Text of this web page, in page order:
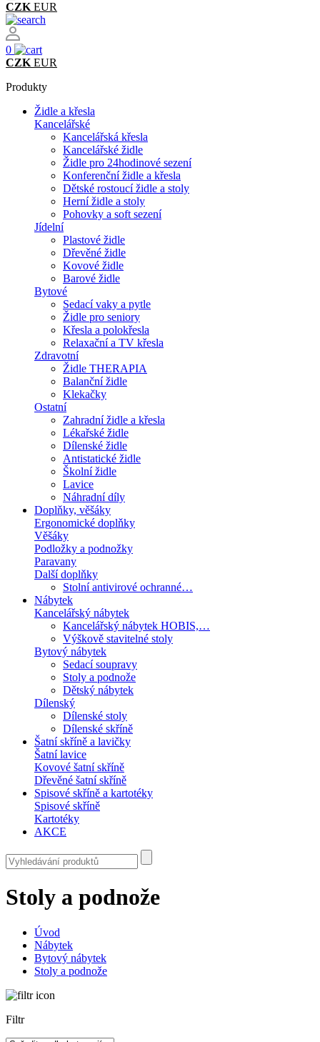
CZK EUR
0
CZK EUR
Produkty
Židle a křesla
Kancelářské
Kancelářská křesla
Kancelářské židle
Židle pro 24hodinové sezení
Konferenční židle a křesla
Dětské rostoucí židle a stoly
Herní židle a stoly
Pohovky a soft sezení
Jídelní
Plastové židle
Dřevěné židle
Kovové židle
Barové židle
Bytové
Sedací vaky a pytle
Židle pro seniory
Křesla a polokřesla
Relaxační a TV křesla
Zdravotní
Židle THERAPIA
Balanční židle
Klekačky
Ostatní
Zahradní židle a křesla
Lékařské židle
Dílenské židle
Antistatické židle
Školní židle
Lavice
Náhradní díly
Doplňky, věšáky
Ergonomické doplňky
Věšáky
Podložky a podnožky
Paravany
Další doplňky
Stolní antivirové ochranné…
Nábytek
Kancelářský nábytek
Kancelářský nábytek HOBIS,…
Výškově stavitelné stoly
Bytový nábytek
Sedací soupravy
Stoly a podnože
Dětský nábytek
Dílenský
Dílenské stoly
Dílenské skříně
Šatní skříně a lavičky
Šatní lavice
Kovové šatní skříně
Dřevěné šatní skříně
Spisové skříně a kartotéky
Spisové skříně
Kartotéky
AKCE
Stoly a podnože
Úvod
Nábytek
Bytový nábytek
Stoly a podnože
Filtr